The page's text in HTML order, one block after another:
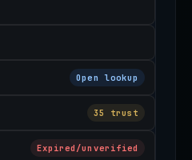
Open lookup
35 trust
Expired/unverified